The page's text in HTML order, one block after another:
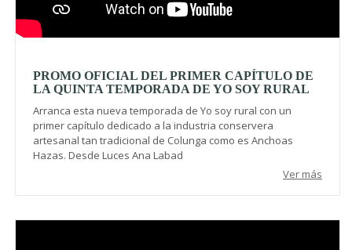
PROMO OFICIAL DEL PRIMER CAPÍTULO DE
LA QUINTA TEMPORADA DE YO SOY RURAL
Arranca esta nueva temporada de Yo soy rural con un
primer capítulo dedicado a la industria conservera
artesanal tan tradicional de Colunga como es Anchoas
Hazas. Desde Luces Ana Labad
Ver más